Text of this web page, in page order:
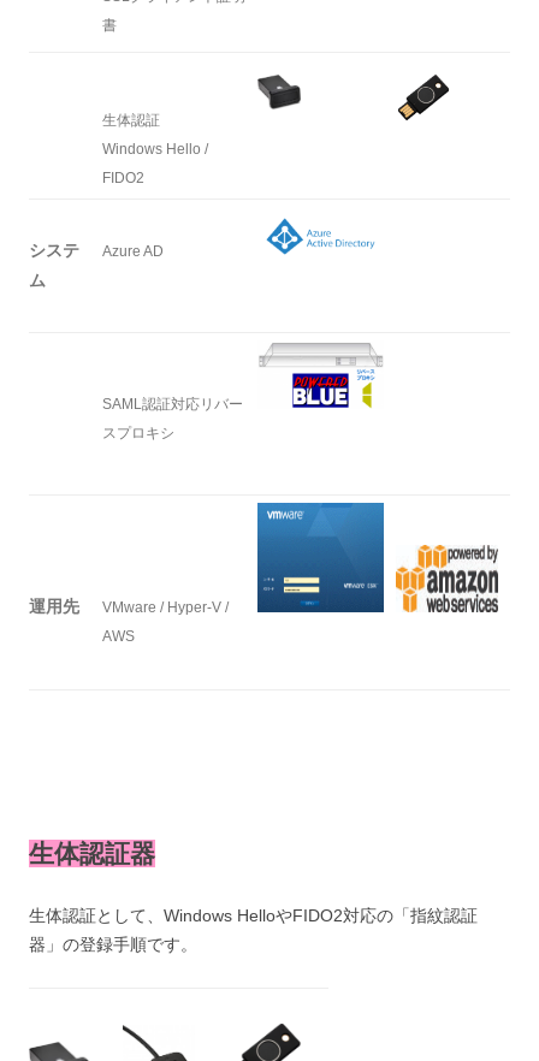
書
生体認証
Windows Hello /
FIDO2
システ
ム
Azure AD
SAML認証対応リバー
スプロキシ
運用先
VMware / Hyper-V /
AWS
生体認証器
生体認証として、Windows HelloやFIDO2対応の「指紋認証
器」の登録手順です。